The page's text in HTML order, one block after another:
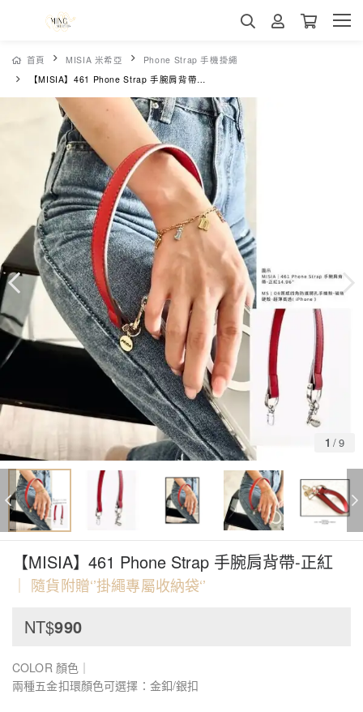
首頁 MISIA 米希亞
Phone Strap 手機掛繩
【MISIA】461 Phone Strap 手腕肩背帶-正紅
1 /9
【MISIA】461 Phone Strap 手腕肩背帶-正紅
｜ 隨貨附贈‘’掛繩專屬收納袋‘’
NT$990
COLOR 顏色｜
兩種五金扣環顏色可選擇：金釦/銀扣